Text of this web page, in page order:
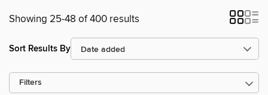
Showing 25-48 of 400 results
Sort Results By
Filters